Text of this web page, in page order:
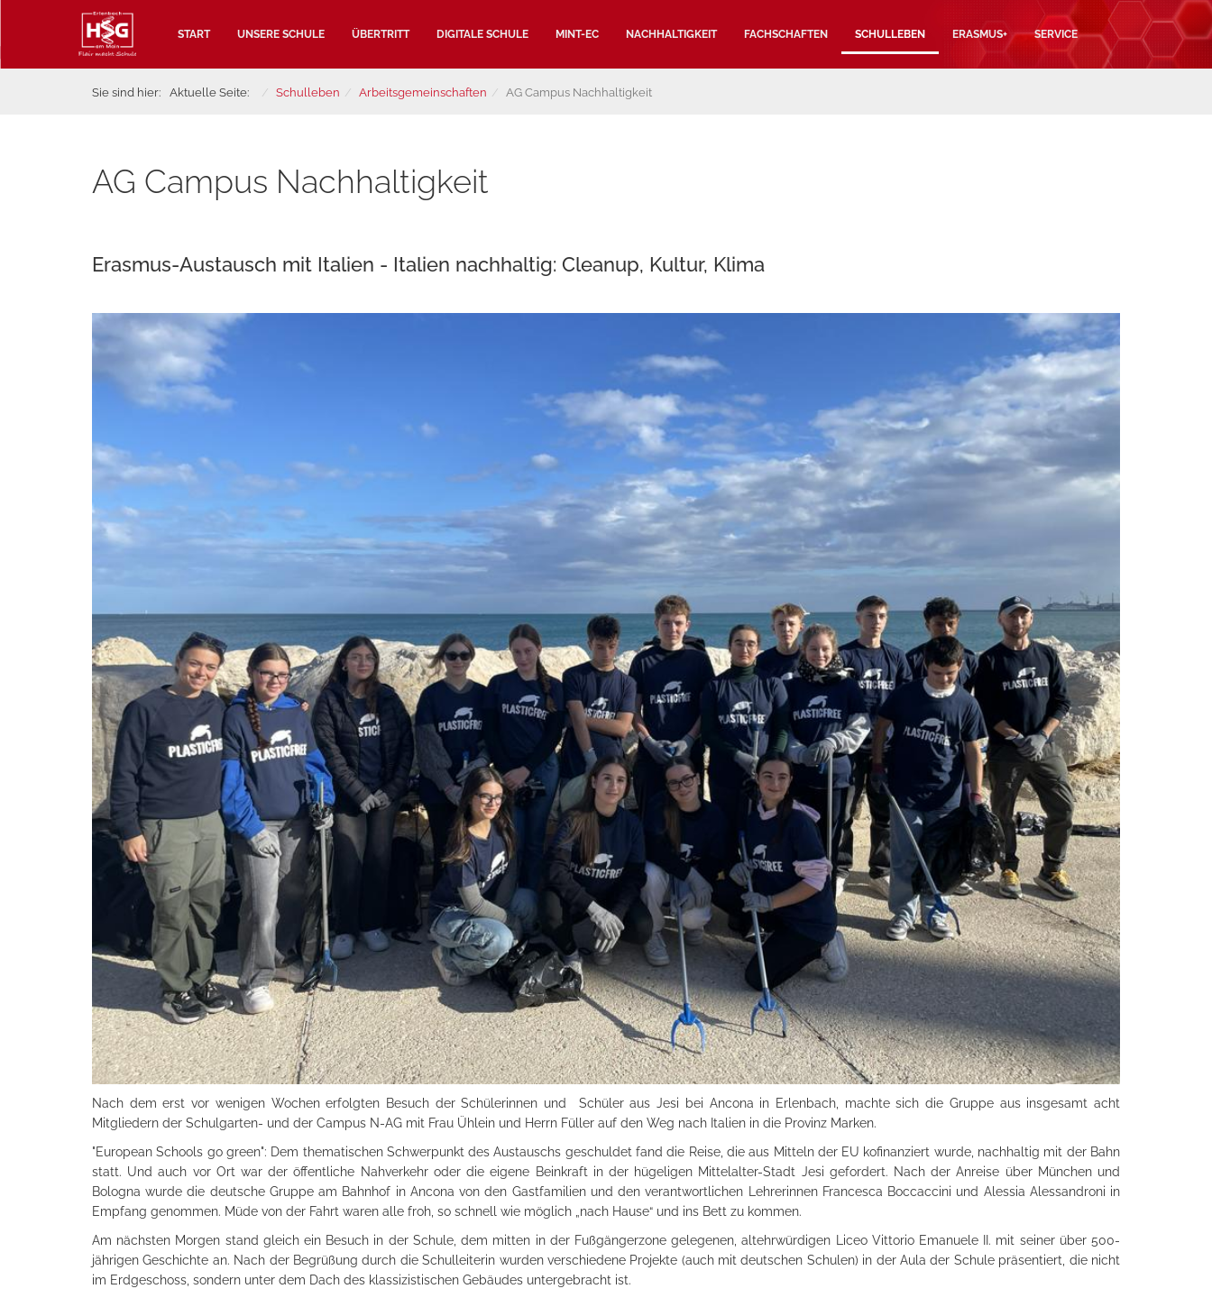
START UNSERE SCHULE ÜBERTRITT DIGITALE SCHULE MINT-EC NACHHALTIGKEIT FACHSCHAFTEN SCHULLEBEN ERASMUS+ SERVICE
Sie sind hier: Aktuelle Seite: Schulleben Arbeitsgemeinschaften AG Campus Nachhaltigkeit
AG Campus Nachhaltigkeit
Erasmus-Austausch mit Italien - Italien nachhaltig: Cleanup, Kultur, Klima
Nach dem erst vor wenigen Wochen erfolgten Besuch der Schülerinnen und Schüler aus Jesi bei Ancona in Erlenbach, machte sich die Gruppe aus insgesamt acht
Mitgliedern der Schulgarten- und der Campus N-AG mit Frau Ühlein und Herrn Füller auf den Weg nach Italien in die Provinz Marken.
"European Schools go green": Dem thematischen Schwerpunkt des Austauschs geschuldet fand die Reise, die aus Mitteln der EU kofinanziert wurde, nachhaltig mit der Bahn
statt. Und auch vor Ort war der öffentliche Nahverkehr oder die eigene Beinkraft in der hügeligen Mittelalter-Stadt Jesi gefordert. Nach der Anreise über München und
Bologna wurde die deutsche Gruppe am Bahnhof in Ancona von den Gastfamilien und den verantwortlichen Lehrerinnen Francesca Boccaccini und Alessia Alessandroni in
Empfang genommen. Müde von der Fahrt waren alle froh, so schnell wie möglich „nach Hause“ und ins Bett zu kommen.
Am nächsten Morgen stand gleich ein Besuch in der Schule, dem mitten in der Fußgängerzone gelegenen, altehrwürdigen Liceo Vittorio Emanuele II. mit seiner über 500-
jährigen Geschichte an. Nach der Begrüßung durch die Schulleiterin wurden verschiedene Projekte (auch mit deutschen Schulen) in der Aula der Schule präsentiert, die nicht
im Erdgeschoss, sondern unter dem Dach des klassizistischen Gebäudes untergebracht ist.